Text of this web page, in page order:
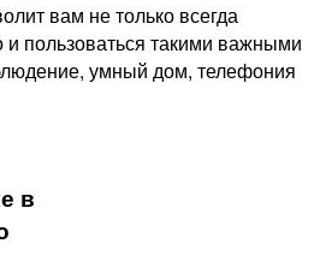
вам не только всегда
и пользоваться такими важными
умный дом, телефония
в